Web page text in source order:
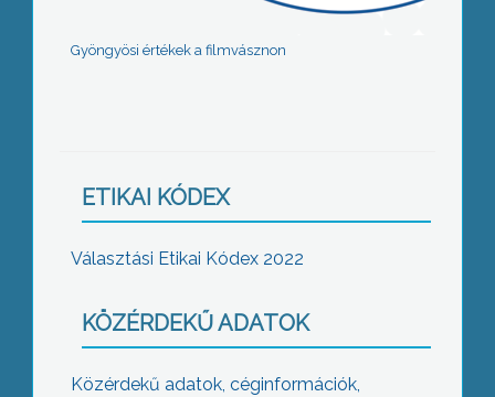
Gyöngyösi értékek a filmvásznon
ETIKAI KÓDEX
Választási Etikai Kódex 2022
KÖZÉRDEKŰ ADATOK
Közérdekű adatok, céginformációk,